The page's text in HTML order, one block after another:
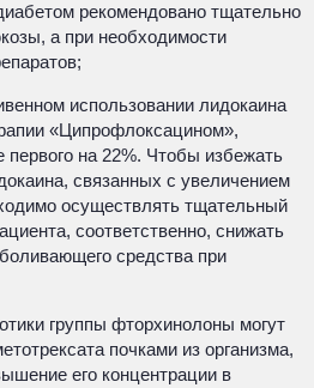
рекомендовано тщательно
а при необходимости
использовании лидокаина
«Ципрофлоксацином»,
на 22%. Чтобы избежать
связанных с увеличением
осуществлять тщательный
соответственно, снижать
средства при
группы фторхинолоны могут
почками из организма,
его концентрации в